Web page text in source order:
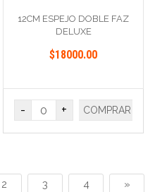
12CM ESPEJO DOBLE FAZ
DELUXE
$18000.00
- + COMPRAR
2 3 4 »